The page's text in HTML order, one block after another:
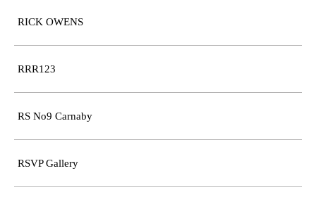
RICK OWENS
RRR123
RS No9 Carnaby
RSVP Gallery